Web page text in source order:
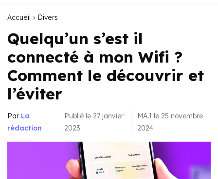
Accueil Divers
Quelqu’un s’est il
connecté à mon Wifi ?
Comment le découvrir et
l’éviter
Par La
rédaction
Publié le 27 janvier
2023
MAJ le 25 novembre
2024